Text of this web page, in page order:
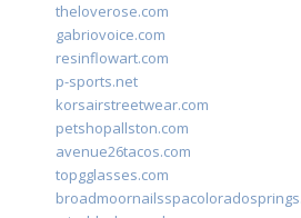
theloverose.com
gabriovoice.com
resinflowart.com
p-sports.net
korsairstreetwear.com
petshopallston.com
avenue26tacos.com
topgglasses.com